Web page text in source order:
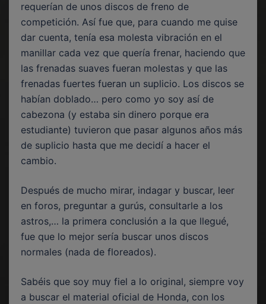
requerían de unos discos de freno de
competición. Así fue que, para cuando me quise
dar cuenta, tenía esa molesta vibración en el
manillar cada vez que quería frenar, haciendo que
las frenadas suaves fueran molestas y que las
frenadas fuertes fueran un suplicio. Los discos se
habían doblado… pero como yo soy así de
cabezona (y estaba sin dinero porque era
estudiante) tuvieron que pasar algunos años más
de suplicio hasta que me decidí a hacer el
cambio.
Después de mucho mirar, indagar y buscar, leer
en foros, preguntar a gurús, consultarle a los
astros,… la primera conclusión a la que llegué,
fue que lo mejor sería buscar unos discos
normales (nada de floreados).
Sabéis que soy muy fiel a lo original, siempre voy
a buscar el material oficial de Honda, con los